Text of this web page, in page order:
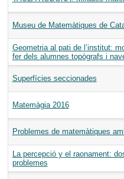
Museu de Matemàtiques de
Geometria al pati de l’institut:
fer dels alumnes topògrafs i
Superfícies seccionades
Matemàgia 2016
Problemes de matemàtiques
La percepció y el raonament:
problemes